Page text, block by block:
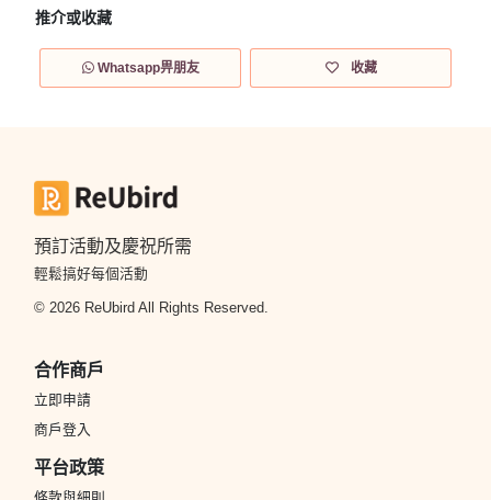
推介或收藏
Whatsapp畀朋友 收藏
預訂活動及慶祝所需
輕鬆搞好每個活動
© 2026 ReUbird All Rights Reserved.
合作商戶
立即申請
商戶登入
平台政策